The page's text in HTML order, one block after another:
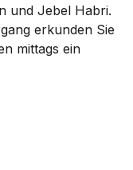
und Jebel Habri.
erkunden Sie
mittags ein